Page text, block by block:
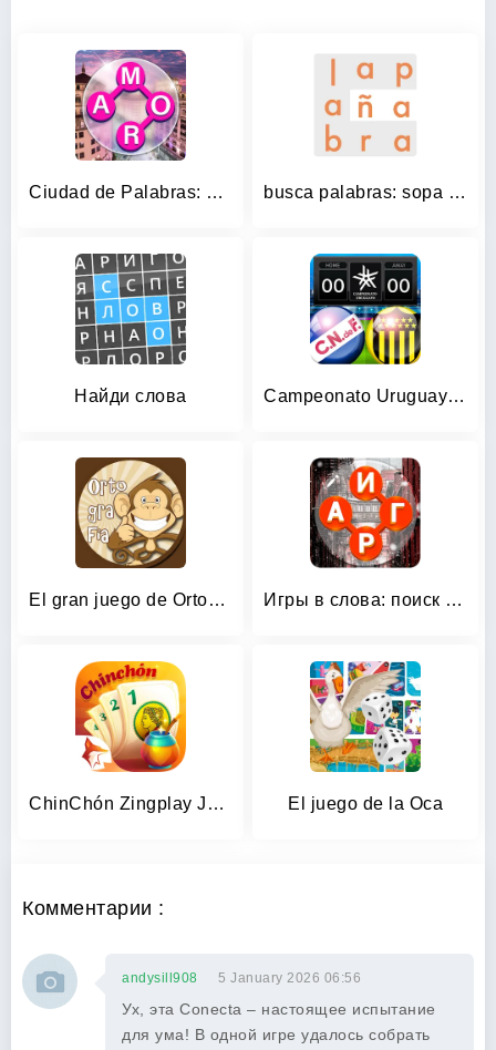
Ciudad de Palabras: Crucigrama busca palabras: sopa de letras
Найди слова Campeonato Uruguayo Juego
El gran juego de Ortografía Игры в слова: поиск слова - со
ChinChón Zingplay Juego Online El juego de la Oca
Комментарии :
andysill908 5 January 2026 06:56
Ух, эта Conecta – настоящее испытание
для ума! В одной игре удалось собрать